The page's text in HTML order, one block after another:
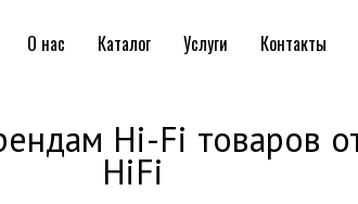
О нас Каталог Услуги Контакты
Hi-Fi товаров
HiFi